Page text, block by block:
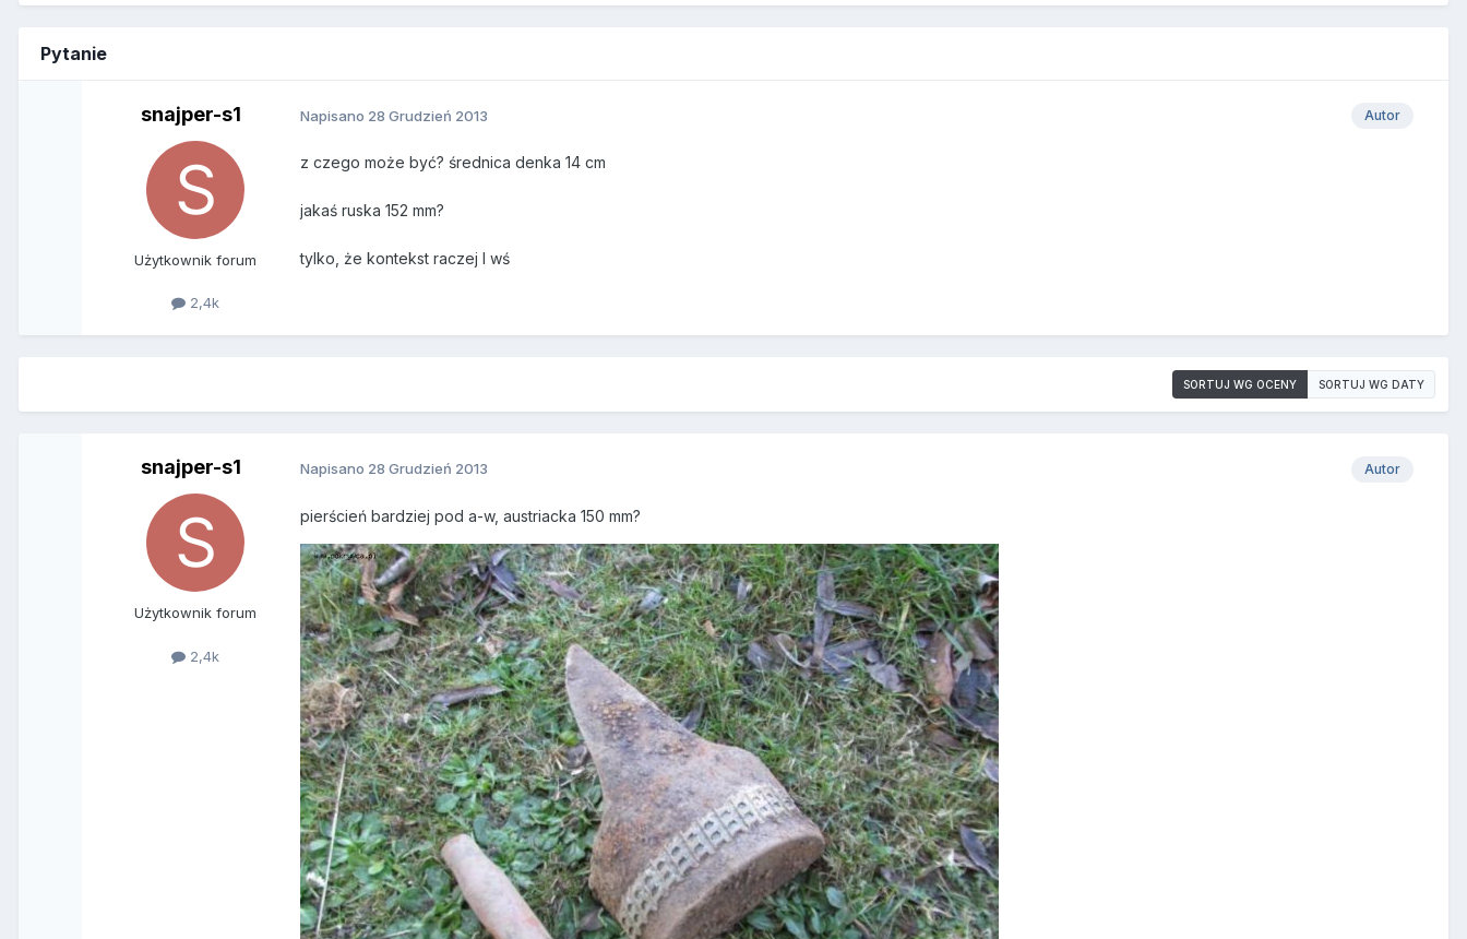
Pytanie
snajper-s1
Użytkownik forum
2,4k
Autor
Napisano 28 Grudzień 2013
z czego może być? średnica denka 14 cm
jakaś ruska 152 mm?
tylko, że kontekst raczej I wś
SORTUJ WG OCENY SORTUJ WG DATY
snajper-s1
Użytkownik forum
2,4k
Autor
Napisano 28 Grudzień 2013
pierścień bardziej pod a-w, austriacka 150 mm?